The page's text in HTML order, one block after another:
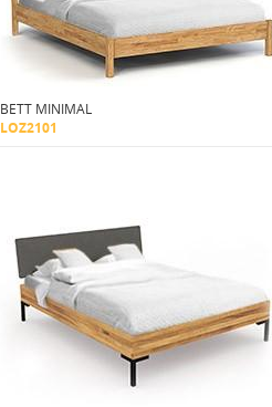
BETT MINIMAL
LOZ2101